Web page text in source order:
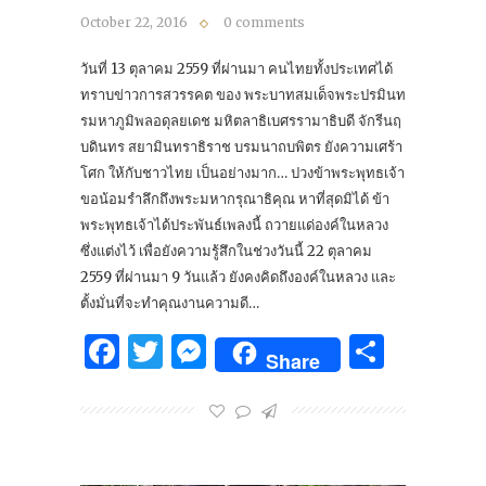
October 22, 2016 0 comments
วันที่ 13 ตุลาคม 2559 ที่ผ่านมา คนไทยทั้งประเทศได้
ทราบข่าวการสวรรคต ของ พระบาทสมเด็จพระปรมินท
รมหาภูมิพลอดุลยเดช มหิตลาธิเบศรรามาธิบดี จักรีนฤ
บดินทร สยามินทราธิราช บรมนาถบพิตร ยังความเศร้า
โศก ให้กับชาวไทย เป็นอย่างมาก… ปวงข้าพระพุทธเจ้า
ขอน้อมรำลึกถึงพระมหากรุณาธิคุณ หาที่สุดมิได้ ข้า
พระพุทธเจ้าได้ประพันธ์เพลงนี้ ถวายแด่องค์ในหลวง
ซึ่งแต่งไว้ เพื่อยังความรู้สึกในช่วงวันนี้ 22 ตุลาคม
2559 ที่ผ่านมา 9 วันแล้ว ยังคงคิดถึงองค์ในหลวง และ
ตั้งมั่นที่จะทำคุณงานความดี…
Facebook
Twitter
Messenger
Share